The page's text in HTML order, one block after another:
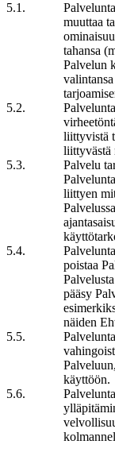
5.1.
muuttaa
tahansa
Palvelun
5.2.
liittyvistä
liittyvästä
5.3.
Palvelu
liittyen
5.4.
poistaa
pääsy
näiden
5.5.
käyttöön.
5.6.